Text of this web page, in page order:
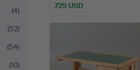
(4)
(52)
(54)
(10)
729 USD